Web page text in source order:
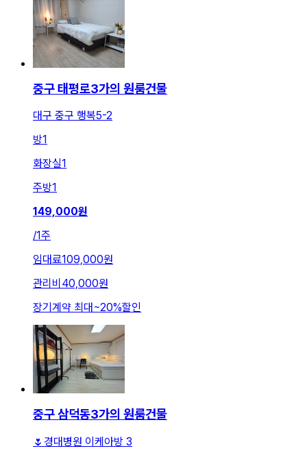
중구 태평로3가의 원룸건물
대구 중구 행복5-2
방1
화장실1
주방1
149,000원
/1주
임대료109,000원
관리비 40,000원
장기계약 최대 ~20%할인
중구 삼덕동3가의 원룸건물
🌷경대병원 이케아방 3